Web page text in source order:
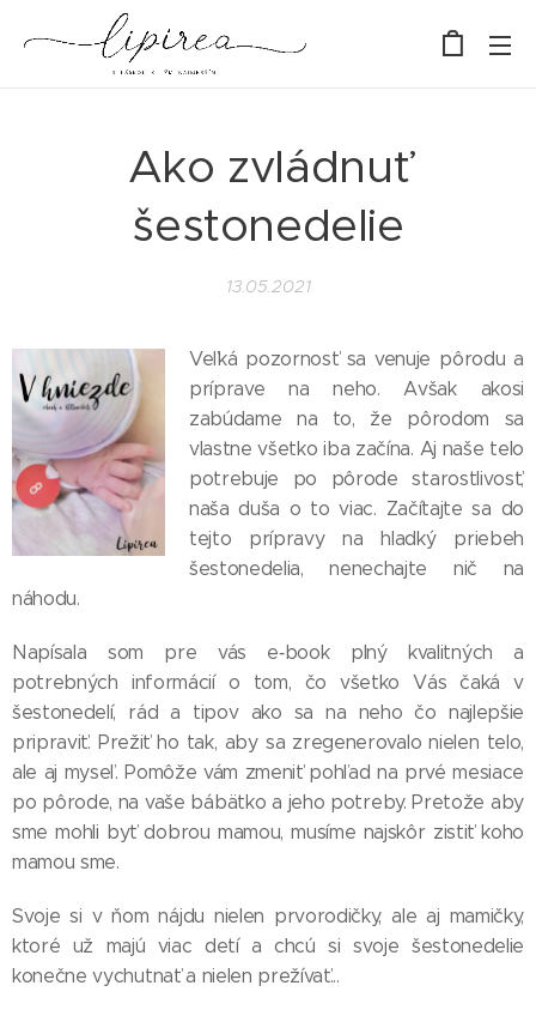
Ako zvládnuť
šestonedelie
13.05.2021
Veľká pozornosť sa venuje pôrodu a
príprave na neho. Avšak akosi
zabúdame na to, že pôrodom sa
vlastne všetko iba začína. Aj naše telo
potrebuje po pôrode starostlivosť,
naša duša o to viac. Začítajte sa do
tejto prípravy na hladký priebeh
šestonedelia, nenechajte nič na
náhodu.
Napísala som pre vás e‑book plný kvalitných a
potrebných informácií o tom, čo všetko Vás čaká v
šestonedelí, rád a tipov ako sa na neho čo najlepšie
pripraviť. Prežiť ho tak, aby sa zregenerovalo nielen telo,
ale aj myseľ. Pomôže vám zmeniť pohľad na prvé mesiace
po pôrode, na vaše bábätko a jeho potreby. Pretože aby
sme mohli byť dobrou mamou, musíme najskôr zistiť koho
mamou sme.
Svoje si v ňom nájdu nielen prvorodičky, ale aj mamičky,
ktoré už majú viac detí a chcú si svoje šestonedelie
konečne vychutnať a nielen prežívať...